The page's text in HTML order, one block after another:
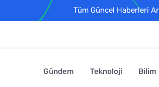
Tüm Güncel Haberleri
Gündem Teknoloji Bilim